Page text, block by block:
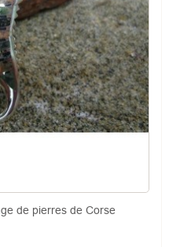
de pierres de Corse